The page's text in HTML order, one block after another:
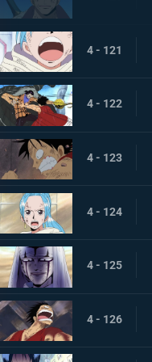
4 - 121
4 - 122
4 - 123
4 - 124
4 - 125
4 - 126